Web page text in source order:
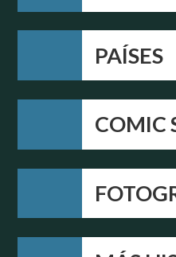
PAÍSES
COMIC